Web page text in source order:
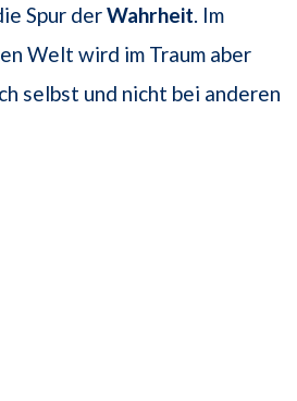
Spur derWahrheit . Im
Welt wird im Traum aber
selbst und nicht bei anderen